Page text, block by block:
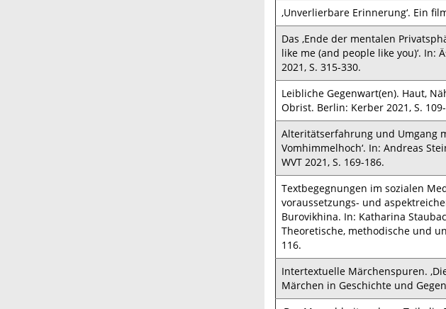
‚Unverlierbare Erinnerung‘. Ein
Das ‚Ende der mentalen
like me (and people like you)‘. In:
2021, S. 315-330.
Leibliche Gegenwart(en). Haut,
Obrist. Berlin: Kerber 2021, S.
Alteritätserfahrung und Umgang
Vomhimmelhoch‘. In: Andreas
WVT 2021, S. 169-186.
Textbegegnungen im sozialen
voraussetzungs- und
Burovikhina. In: Katharina
Theoretische, methodische und
116.
Intertextuelle Märchenspuren.
Märchen in Geschichte und